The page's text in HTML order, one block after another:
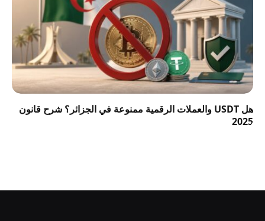
هل USDT والعملات الرقمية ممنوعة في الجزائر؟ شرح قانون
2025